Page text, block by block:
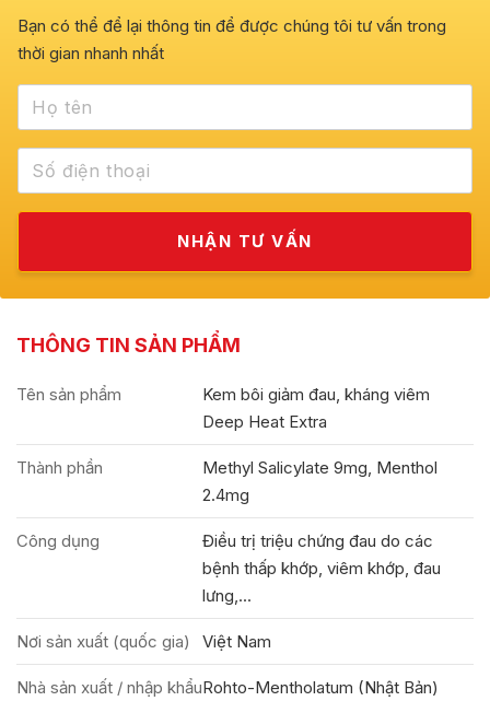
Bạn có thể để lại thông tin để được chúng tôi tư vấn trong
thời gian nhanh nhất
THÔNG TIN SẢN PHẨM
Tên sản phẩm
Kem bôi giảm đau, kháng viêm
Deep Heat Extra
Thành phần
Methyl Salicylate 9mg, Menthol
2.4mg
Công dụng
Điều trị triệu chứng đau do các
bệnh thấp khớp, viêm khớp, đau
lưng,...
Nơi sản xuất (quốc gia) Việt Nam
Nhà sản xuất / nhập khẩuRohto-Mentholatum (Nhật Bản)